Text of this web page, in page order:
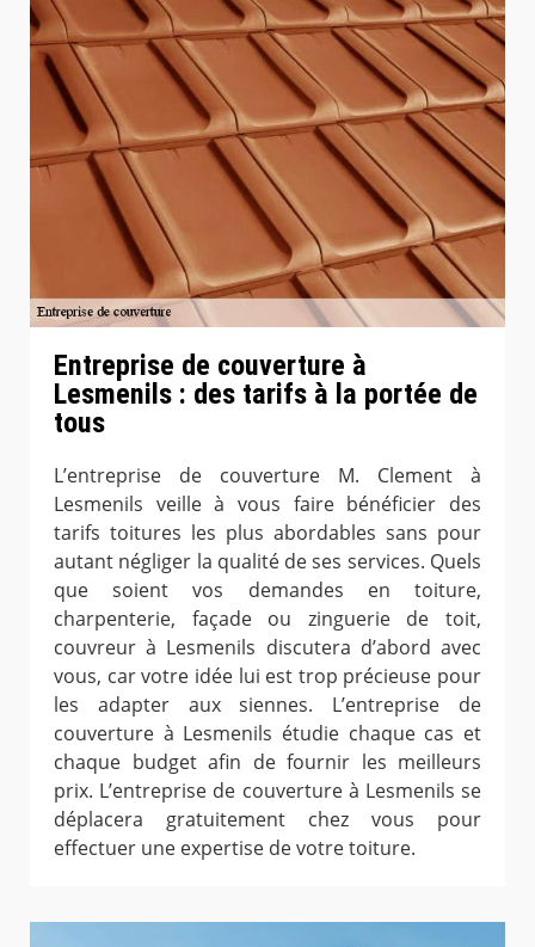
Entreprise de couverture à
Lesmenils : des tarifs à la portée de
tous
L’entreprise de couverture M. Clement à
Lesmenils veille à vous faire bénéficier des
tarifs toitures les plus abordables sans pour
autant négliger la qualité de ses services. Quels
que soient vos demandes en toiture,
charpenterie, façade ou zinguerie de toit,
couvreur à Lesmenils discutera d’abord avec
vous, car votre idée lui est trop précieuse pour
les adapter aux siennes. L’entreprise de
couverture à Lesmenils étudie chaque cas et
chaque budget afin de fournir les meilleurs
prix. L’entreprise de couverture à Lesmenils se
déplacera gratuitement chez vous pour
effectuer une expertise de votre toiture.